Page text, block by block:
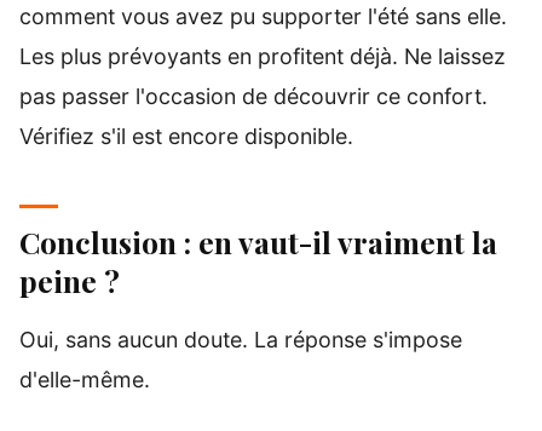
comment vous avez pu supporter l'été sans elle.
Les plus prévoyants en profitent déjà. Ne laissez
pas passer l'occasion de découvrir ce confort.
Vérifiez s'il est encore disponible.
Conclusion : en vaut-il vraiment la
peine ?
Oui, sans aucun doute. La réponse s'impose
d'elle-même.